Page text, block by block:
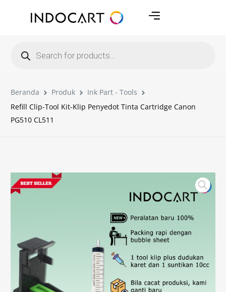
Beranda Produk
Ink Part - Tools
Refill Clip-Tool Kit-Klip Penyedot Tinta Cartridge Canon
PG510 CL511